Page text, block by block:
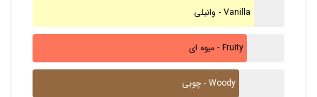
وانیلی - Vanilla
میوه ای - Fruity
چوبی - Woody